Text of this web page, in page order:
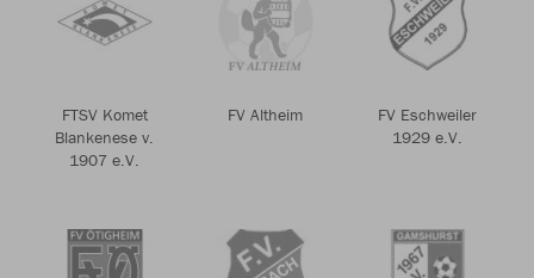
FTSV Komet
Blankenese v.
1907 e.V.
FV Altheim
FV Eschweiler
1929 e.V.